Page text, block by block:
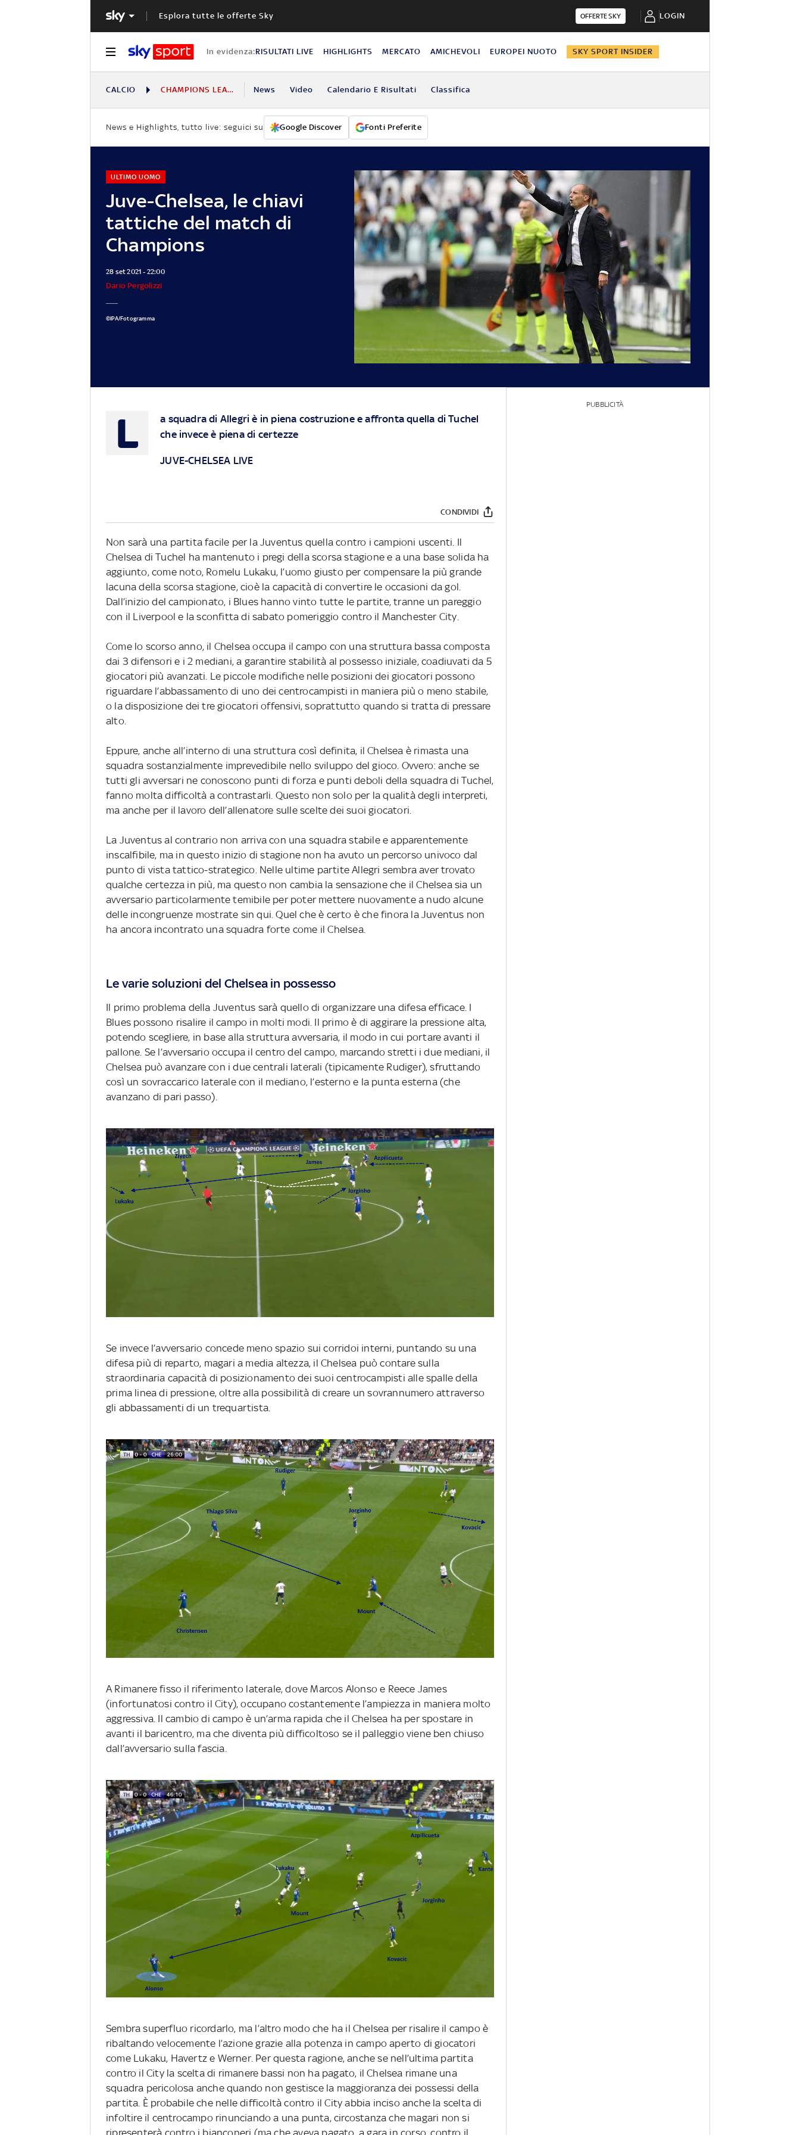
Esplora tutte le offerte Sky OFFERTE SKY LOGIN
In evidenza:RISULTATI LIVE HIGHLIGHTS MERCATO AMICHEVOLI EUROPEI NUOTO SKY SPORT INSIDER
CALCIO CHAMPIONS LEAGUE News Video Calendario E Risultati Classifica
News e Highlights, tutto live: seguici su Google Discover Fonti Preferite
Juve-Chelsea, le chiavi
tattiche del match di
Champions
ULTIMO UOMO
28 set 2021 - 22:00
Dario Pergolizzi
©IPA/Fotogramma
L
a squadra di Allegri è in piena costruzione e affronta quella di Tuchel
che invece è piena di certezze
JUVE-CHELSEA LIVE
CONDIVIDI
Non sarà una partita facile per la Juventus quella contro i campioni uscenti. Il
Chelsea di Tuchel ha mantenuto i pregi della scorsa stagione e a una base solida ha
aggiunto, come noto, Romelu Lukaku, l’uomo giusto per compensare la più grande
lacuna della scorsa stagione, cioè la capacità di convertire le occasioni da gol.
Dall’inizio del campionato, i Blues hanno vinto tutte le partite, tranne un pareggio
con il Liverpool e la sconfitta di sabato pomeriggio contro il Manchester City.
Come lo scorso anno, il Chelsea occupa il campo con una struttura bassa composta
dai 3 difensori e i 2 mediani, a garantire stabilità al possesso iniziale, coadiuvati da 5
giocatori più avanzati. Le piccole modifiche nelle posizioni dei giocatori possono
riguardare l’abbassamento di uno dei centrocampisti in maniera più o meno stabile,
o la disposizione dei tre giocatori offensivi, soprattutto quando si tratta di pressare
alto.
Eppure, anche all’interno di una struttura così definita, il Chelsea è rimasta una
squadra sostanzialmente imprevedibile nello sviluppo del gioco. Ovvero: anche se
tutti gli avversari ne conoscono punti di forza e punti deboli della squadra di Tuchel,
fanno molta difficoltà a contrastarli. Questo non solo per la qualità degli interpreti,
ma anche per il lavoro dell’allenatore sulle scelte dei suoi giocatori.
La Juventus al contrario non arriva con una squadra stabile e apparentemente
inscalfibile, ma in questo inizio di stagione non ha avuto un percorso univoco dal
punto di vista tattico-strategico. Nelle ultime partite Allegri sembra aver trovato
qualche certezza in più, ma questo non cambia la sensazione che il Chelsea sia un
avversario particolarmente temibile per poter mettere nuovamente a nudo alcune
delle incongruenze mostrate sin qui. Quel che è certo è che finora la Juventus non
ha ancora incontrato una squadra forte come il Chelsea.
Le varie soluzioni del Chelsea in possesso
Il primo problema della Juventus sarà quello di organizzare una difesa efficace. I
Blues possono risalire il campo in molti modi. Il primo è di aggirare la pressione alta,
potendo scegliere, in base alla struttura avversaria, il modo in cui portare avanti il
pallone. Se l’avversario occupa il centro del campo, marcando stretti i due mediani, il
Chelsea può avanzare con i due centrali laterali (tipicamente Rudiger), sfruttando
così un sovraccarico laterale con il mediano, l’esterno e la punta esterna (che
avanzano di pari passo).
Se invece l’avversario concede meno spazio sui corridoi interni, puntando su una
difesa più di reparto, magari a media altezza, il Chelsea può contare sulla
straordinaria capacità di posizionamento dei suoi centrocampisti alle spalle della
prima linea di pressione, oltre alla possibilità di creare un sovrannumero attraverso
gli abbassamenti di un trequartista.
A Rimanere fisso il riferimento laterale, dove Marcos Alonso e Reece James
(infortunatosi contro il City), occupano costantemente l’ampiezza in maniera molto
aggressiva. Il cambio di campo è un’arma rapida che il Chelsea ha per spostare in
avanti il baricentro, ma che diventa più difficoltoso se il palleggio viene ben chiuso
dall’avversario sulla fascia.
Sembra superfluo ricordarlo, ma l’altro modo che ha il Chelsea per risalire il campo è
ribaltando velocemente l’azione grazie alla potenza in campo aperto di giocatori
come Lukaku, Havertz e Werner. Per questa ragione, anche se nell’ultima partita
contro il City la scelta di rimanere bassi non ha pagato, il Chelsea rimane una
squadra pericolosa anche quando non gestisce la maggioranza dei possessi della
partita. È probabile che nelle difficoltà contro il City abbia inciso anche la scelta di
infoltire il centrocampo rinunciando a una punta, circostanza che magari non si
PUBBLICITÀ